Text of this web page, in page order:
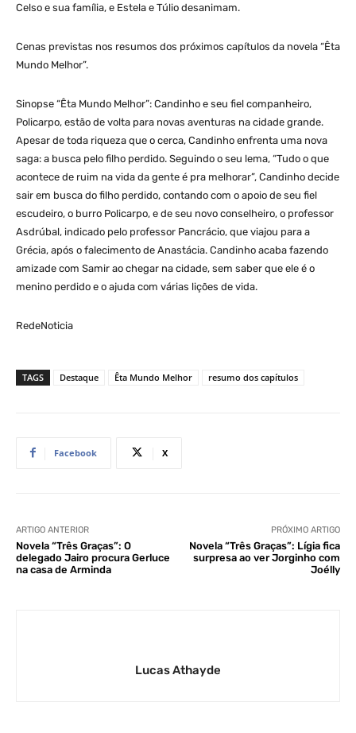
Celso e sua família, e Estela e Túlio desanimam.
Cenas previstas nos resumos dos próximos capítulos da novela “Êta
Mundo Melhor”.
Sinopse “Êta Mundo Melhor”: Candinho e seu fiel companheiro,
Policarpo, estão de volta para novas aventuras na cidade grande.
Apesar de toda riqueza que o cerca, Candinho enfrenta uma nova
saga: a busca pelo filho perdido. Seguindo o seu lema, “Tudo o que
acontece de ruim na vida da gente é pra melhorar”, Candinho decide
sair em busca do filho perdido, contando com o apoio de seu fiel
escudeiro, o burro Policarpo, e de seu novo conselheiro, o professor
Asdrúbal, indicado pelo professor Pancrácio, que viajou para a
Grécia, após o falecimento de Anastácia. Candinho acaba fazendo
amizade com Samir ao chegar na cidade, sem saber que ele é o
menino perdido e o ajuda com várias lições de vida.
RedeNoticia
TAGS Destaque Êta Mundo Melhor resumo dos capítulos
Facebook X
ARTIGO ANTERIOR
Novela “Três Graças”: O
delegado Jairo procura Gerluce
na casa de Arminda
PRÓXIMO ARTIGO
Novela “Três Graças”: Lígia fica
surpresa ao ver Jorginho com
Joélly
Lucas Athayde